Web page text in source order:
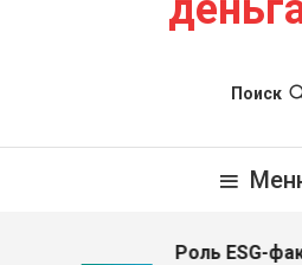
Поиск
Роль ESG-